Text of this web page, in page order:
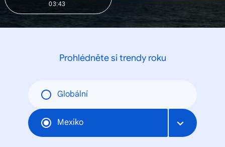
03:43
Prohlédněte si trendy roku
Globální
Mexiko